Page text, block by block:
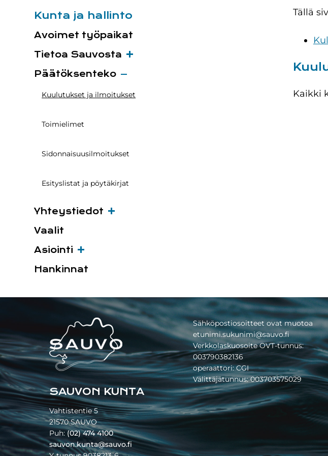
Tällä
Kaikki
Kunta ja hallinto
Avoimet työpaikat
Tietoa Sauvosta
Päätöksenteko
Kuulutukset ja ilmoitukset
Toimielimet
Sidonnaisuusilmoitukset
Esityslistat ja pöytäkirjat
Yhteystiedot
Vaalit
Asiointi
Hankinnat
SAUVON KUNTA
Vahtistentie 5
21570 SAUVO
Puh:(02) 474 4100
sauvon.kunta@sauvo.fi
Sähköpostiosoitteet ovat muotoa
etunimi.sukunimi@sauvo.fi
Verkkolaskuosoite OVT-tunnus:
003790382136
operaattori: CGI
Välittäjätunnus: 003703575029